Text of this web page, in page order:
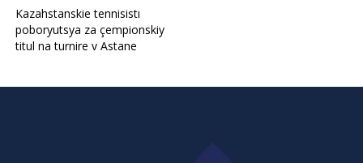
Kazahstanskie tennisistı
poboryutsya za çempionskiy
titul na turnire v Astane